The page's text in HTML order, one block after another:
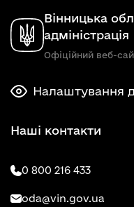
Вінницька
адміністрація
Офіційний веб-
Налаштування
Наші контакти
0 800 216 433
oda@vin.gov.ua